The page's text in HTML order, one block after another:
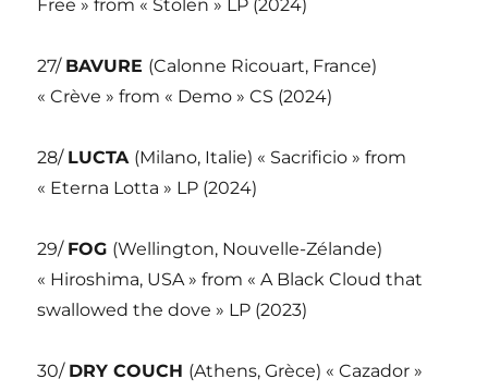
Free » from « Stolen » LP (2024)
27/ BAVURE (Calonne Ricouart, France)
« Crève » from « Demo » CS (2024)
28/ LUCTA (Milano, Italie) « Sacrificio » from
« Eterna Lotta » LP (2024)
29/ FOG (Wellington, Nouvelle-Zélande)
« Hiroshima, USA » from « A Black Cloud that
swallowed the dove » LP (2023)
30/ DRY COUCH (Athens, Grèce) « Cazador »